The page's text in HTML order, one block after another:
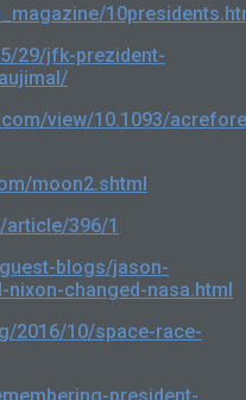
29/jfk-prezident-
view/10.1093/
moon2.shtml
article/396/1
blogs/jason-
nixon-changed-nasa.html
2016/10/space-race-